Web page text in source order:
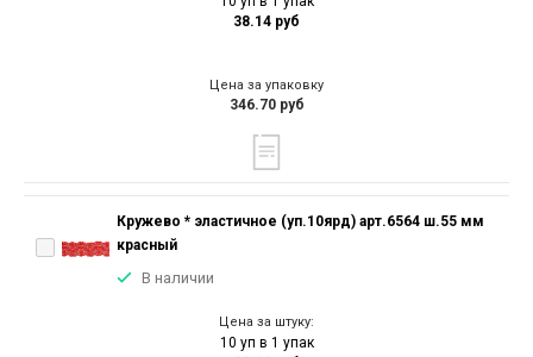
38.14 руб
Цена за упаковку
346.70 руб
Кружево * эластичное (уп.10ярд) арт.6564 ш.55 мм
красный
В наличии
Цена за штуку:
10 уп в 1 упак